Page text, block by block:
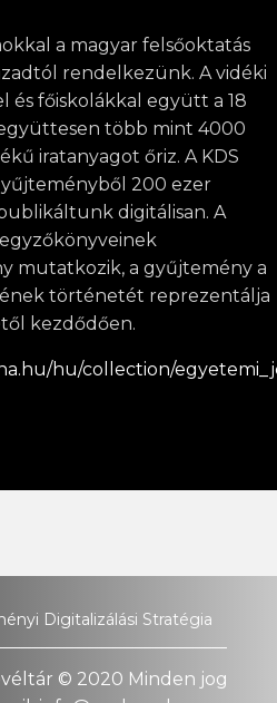
a magyar felsőoktatás
rendelkezünk. A vidéki
főiskolákkal együtt a 18
több mint 4000
iratanyagot őriz. A KDS
200 ezer
digitálisan. A
mutatkozik, a gyűjtemény a
történetét reprezentálja
kezdődően.
hu/collection/
Digitalizálási Stratégia
© 2020 Minden jog